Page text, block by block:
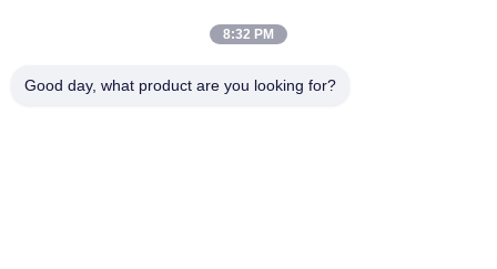
Fabriekstour
8:32 PM
Good day, what product are you looking for?